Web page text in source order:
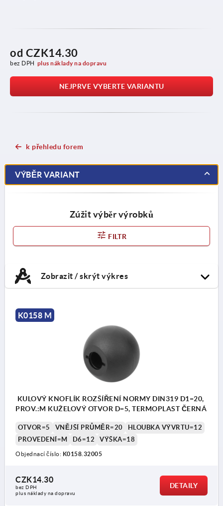
od CZK14.30
bez DPH plus náklady na dopravu
NEJPRVE VYBERTE VARIANTU
k přehledu forem
VÝBĚR VARIANT
Zúžit výběr výrobků
FILTR
Zobrazit / skrýt výkres
K0158 M
KULOVÝ KNOFLÍK ROZŠÍŘENÍ NORMY DIN319 D1=20,
PROV.:M KUŽELOVÝ OTVOR D=5, TERMOPLAST ČERNÁ
OTVOR=5 VNĚJŠÍ PRŮMĚR=20
HLOUBKA VÝVRTU=12
PROVEDENÍ=M
D6=12 VÝŠKA=18
Objednací číslo: K0158.32005
CZK14.30
bez DPH
plus náklady na dopravu
DETAILY